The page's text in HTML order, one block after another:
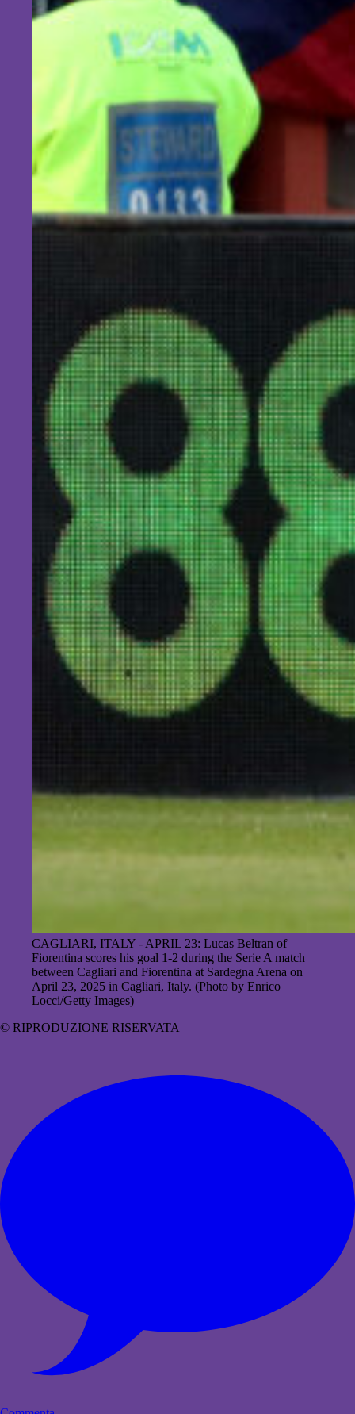
CAGLIARI, ITALY - APRIL 23: Lucas Beltran of
Fiorentina scores his goal 1-2 during the Serie A match
between Cagliari and Fiorentina at Sardegna Arena on
April 23, 2025 in Cagliari, Italy. (Photo by Enrico
Locci/Getty Images)
© RIPRODUZIONE RISERVATA